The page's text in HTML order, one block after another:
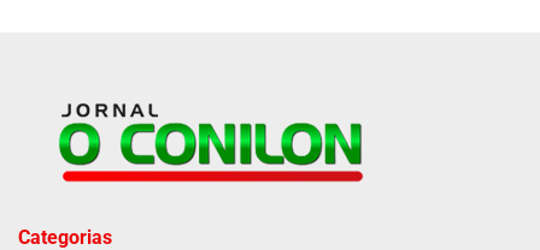
Categorias